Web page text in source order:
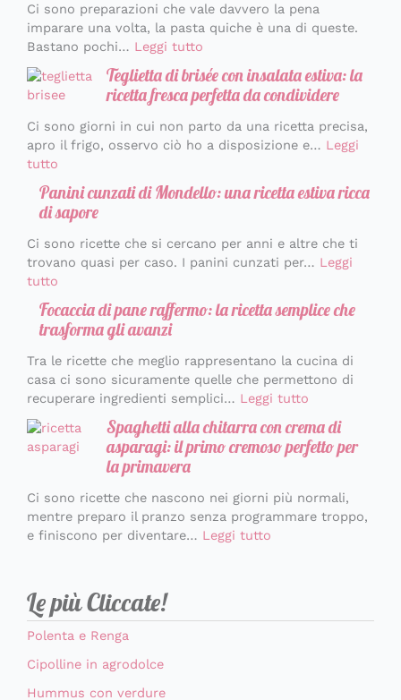
Ci sono preparazioni che vale davvero la pena
imparare una volta, la pasta quiche è una di queste.
Bastano pochi… Leggi tutto
Teglietta di brisée con insalata estiva: la
ricetta fresca perfetta da condividere
Ci sono giorni in cui non parto da una ricetta precisa,
apro il frigo, osservo ciò ho a disposizione e… Leggi
tutto
Panini cunzati di Mondello: una ricetta estiva ricca
di sapore
Ci sono ricette che si cercano per anni e altre che ti
trovano quasi per caso. I panini cunzati per… Leggi
tutto
Focaccia di pane raffermo: la ricetta semplice che
trasforma gli avanzi
Tra le ricette che meglio rappresentano la cucina di
casa ci sono sicuramente quelle che permettono di
recuperare ingredienti semplici… Leggi tutto
Spaghetti alla chitarra con crema di
asparagi: il primo cremoso perfetto per
la primavera
Ci sono ricette che nascono nei giorni più normali,
mentre preparo il pranzo senza programmare troppo,
e finiscono per diventare… Leggi tutto
Le più Cliccate!
Polenta e Renga
Cipolline in agrodolce
Hummus con verdure